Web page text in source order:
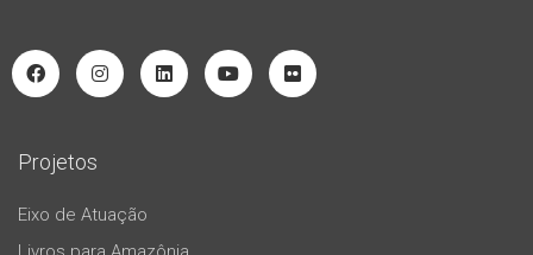
Projetos
Eixo de Atuação